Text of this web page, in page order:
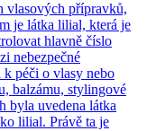
vlasových přípravků,
je látka lilial, která je
hlavně číslo
nebezpečné
péči o vlasy nebo
balzámu, stylingové
byla uvedena látka
lilial. Právě ta je